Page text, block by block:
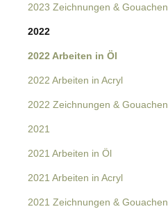
2023 Zeichnungen & Gouachen
2022
2022 Arbeiten in Öl
2022 Arbeiten in Acryl
2022 Zeichnungen & Gouachen
2021
2021 Arbeiten in Öl
2021 Arbeiten in Acryl
2021 Zeichnungen & Gouachen